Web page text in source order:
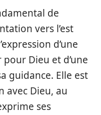
de
vers l’est
d’une
Dieu et d’une
guidance. Elle est
avec Dieu, au
ses